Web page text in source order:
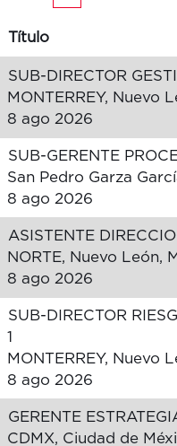
Título
SUB-DIRECTOR
MONTERREY, Nuevo
8 ago 2026
SUB-GERENTE
San Pedro Garza
8 ago 2026
ASISTENTE
NORTE, Nuevo León,
8 ago 2026
SUB-DIRECTOR
1
MONTERREY, Nuevo
8 ago 2026
GERENTE
CDMX, Ciudad de